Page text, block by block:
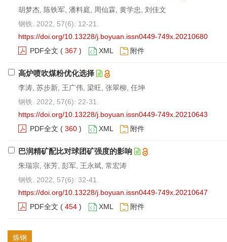
胡梦杰, 陈铁军, 潘料庭, 周仙霖, 黄学忠, 刘佳文
钢铁. 2022, 57(6): 12-21.
https://doi.org/10.13228/j.boyuan.issn0449-749x.20210680
PDF全文 ( 367 ) XML 附件
高炉喷吹煤粉优化选择
李涛, 苏步新, 王广伟, 梁旺, 张翠柳, 任坤
钢铁. 2022, 57(6): 22-31.
https://doi.org/10.13228/j.boyuan.issn0449-749x.20210643
PDF全文 ( 360 ) XML 附件
巴润精矿配比对球团矿强度的影响
朱瑞宗, 张芳, 彭军, 王永斌, 常宏涛
钢铁. 2022, 57(6): 32-41.
https://doi.org/10.13228/j.boyuan.issn0449-749x.20210647
PDF全文 ( 454 ) XML 附件
炼钢